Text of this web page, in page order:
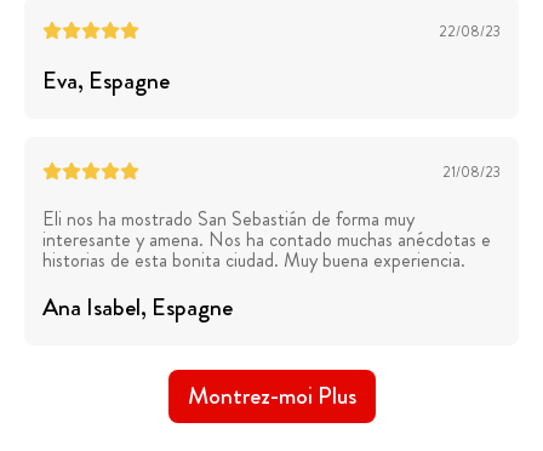
22/08/23
Eva, Espagne
21/08/23
Eli nos ha mostrado San Sebastián de forma muy
interesante y amena. Nos ha contado muchas anécdotas e
historias de esta bonita ciudad. Muy buena experiencia.
Ana Isabel, Espagne
Montrez-moi Plus